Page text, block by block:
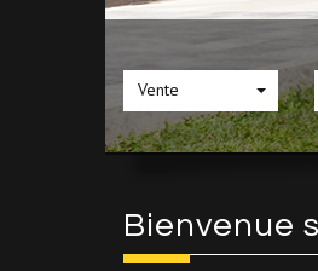
Vente
Bienvenue